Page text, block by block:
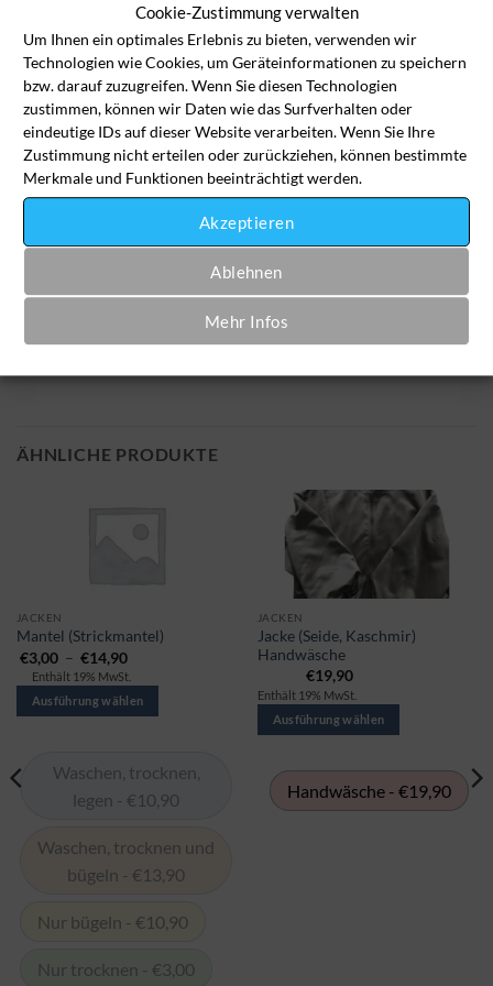
Cookie-Zustimmung verwalten
Um Ihnen ein optimales Erlebnis zu bieten, verwenden wir
Technologien wie Cookies, um Geräteinformationen zu speichern
bzw. darauf zuzugreifen. Wenn Sie diesen Technologien
zustimmen, können wir Daten wie das Surfverhalten oder
eindeutige IDs auf dieser Website verarbeiten. Wenn Sie Ihre
Zustimmung nicht erteilen oder zurückziehen, können bestimmte
Merkmale und Funktionen beeinträchtigt werden.
Akzeptieren
Ablehnen
Mehr Infos
Chemisch reinigen - €11,90
Strickjacke Menge
In den Wäschekorb
ÄHNLICHE PRODUKTE
JACKEN
Mantel (Strickmantel)
€3,00 – €14,90
bis
€14,90
Enthält 19% MwSt.
Ausführung wählen
Dieses
Produkt
gibt
es
Die
Optionen
ausgewählt
Waschen, trocknen,
legen - €10,90
Waschen, trocknen und
bügeln - €13,90
Nur bügeln - €10,90
Nur trocknen - €3,00
JACKEN
Jacke (Seide, Kaschmir)
Handwäsche
€19,90
Enthält 19% MwSt.
Ausführung wählen
Dieses
Produkt
gibt
es
mehreren
Die
Optionen
Handwäsche - €19,90